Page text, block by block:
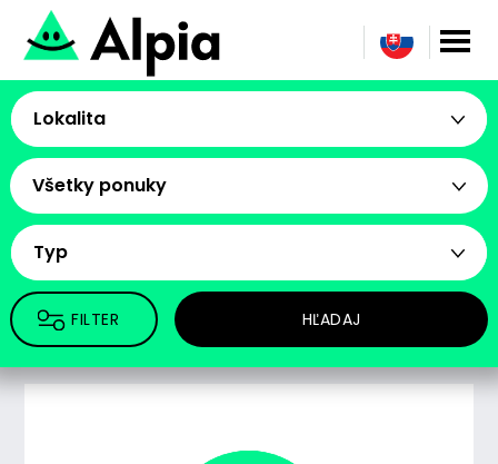
Lokalita
Všetky ponuky
Typ
FILTER HĽADAJ